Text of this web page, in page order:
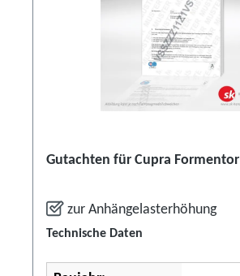
Gutachten für Cupra Formentor
zur Anhängelasterhöhung
Technische Daten